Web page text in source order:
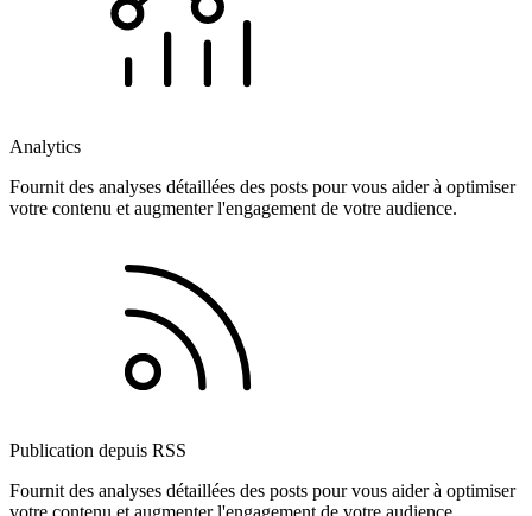
Analytics
Fournit des analyses détaillées des posts pour vous aider à optimiser
votre contenu et augmenter l'engagement de votre audience.
Publication depuis RSS
Fournit des analyses détaillées des posts pour vous aider à optimiser
votre contenu et augmenter l'engagement de votre audience.